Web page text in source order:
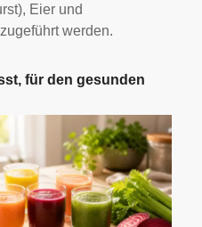
Eier und
werden.
für den gesunden